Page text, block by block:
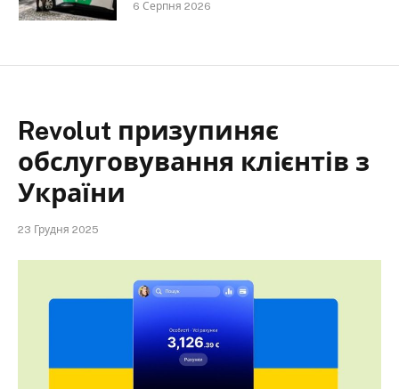
6 Серпня 2026
Revolut призупиняє
обслуговування клієнтів з
України
23 Грудня 2025